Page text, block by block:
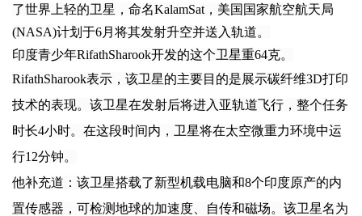
了世界上轻的卫星，命名KalamSat，美国国家航空航天局
(NASA)计划于6月将其发射升空并送入轨道。
印度青少年RifathSharook开发的这个卫星重64克。
RifathSharook表示，该卫星的主要目的是展示碳纤维3D打印
技术的表现。该卫星在发射后将进入亚轨道飞行，整个任务
时长4小时。在这段时间内，卫星将在太空微重力环境中运
行12分钟。
他补充道：该卫星搭载了新型机载电脑和8个印度原产的内
置传感器，可检测地球的加速度、自传和磁场。该卫星名为